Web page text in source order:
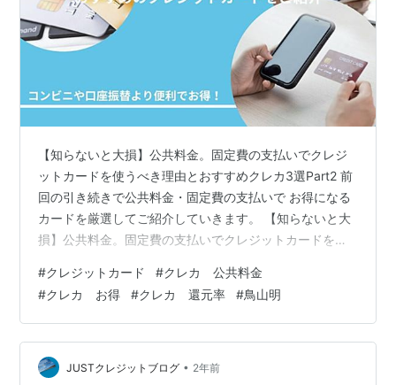
【知らないと大損】公共料金。固定費の支払いでクレジ
ットカードを使うべき理由とおすすめクレカ3選Part2 前
回の引き続きで公共料金・固定費の支払いで お得になる
カードを厳選してご紹介していきます。 【知らないと大
損】公共料金。固定費の支払いでクレジットカードを使
１： PayPayカード クレジットカード２：JCBカードW
クレジットカード３：auPayゴールドカード まとめ 等ブ
ログにつて クレジットカード１： PayPayカード
PayPayカードにはスマホや通信費など、ソフトバンクや
ワイモバイル系のサービスを 契約中の方に、ポイント…
#クレジットカード #クレカ 公共料金
#クレカ お得 #クレカ 還元率 #鳥山明
JUSTクレジットブログ • 2年前